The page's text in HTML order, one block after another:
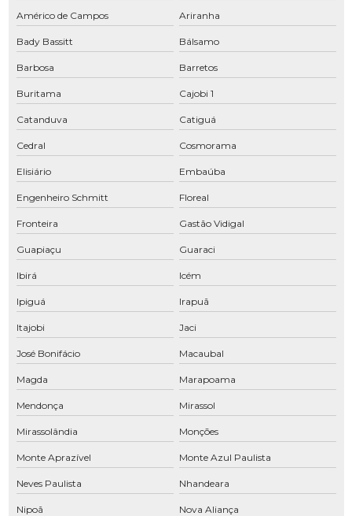
Compressor parafuso com secador
Compressor de parafuso com secador integrado
Compressor rosca
Compressor rotativo
Compressor rotativo parafuso
Compressor rotativo preço
Compressor tipo parafuso
Compressores parafuso São José do Rio Preto
Conserto de compressor a ar
Conserto de compressor de ar comprimido
Conserto de compressor de ar SP
Conserto de secador de ar comprimido
Distribuidor de peças para compressor de ar
Empresa de manutenção de compressores
Filtro coalescente
Américo de Campos Ariranha
Bady Bassitt Bálsamo
Barbosa Barretos
Buritama Cajobi 1
Catanduva Catiguá
Cedral Cosmorama
Elisiário Embaúba
Engenheiro Schmitt Floreal
Fronteira Gastão Vidigal
Guapiaçu Guaraci
Ibirá Icém
Ipiguá Irapuã
Itajobi Jaci
José Bonifácio Macaubal
Magda Marapoama
Mendonça Mirassol
Mirassolândia Monções
Monte Aprazível Monte Azul Paulista
Neves Paulista Nhandeara
Nipoã Nova Aliança